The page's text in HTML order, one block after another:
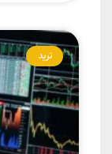
ترید